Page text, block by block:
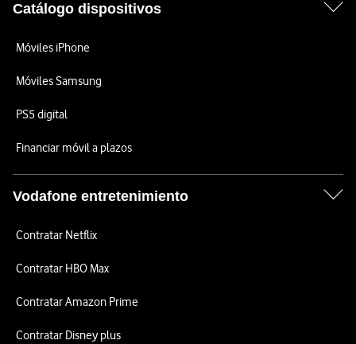
Catálogo dispositivos
Móviles iPhone
Móviles Samsung
PS5 digital
Financiar móvil a plazos
Vodafone entretenimiento
Contratar Netflix
Contratar HBO Max
Contratar Amazon Prime
Contratar Disney plus